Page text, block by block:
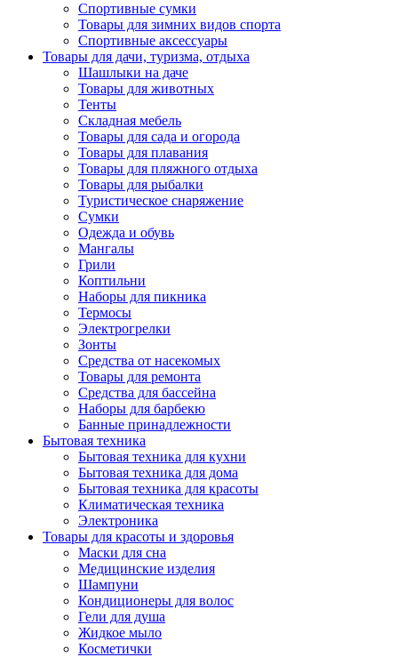
Спортивные сумки
Товары для зимних видов спорта
Спортивные аксессуары
Товары для дачи, туризма, отдыха
Шашлыки на даче
Товары для животных
Тенты
Складная мебель
Товары для сада и огорода
Товары для плавания
Товары для пляжного отдыха
Товары для рыбалки
Туристическое снаряжение
Сумки
Одежда и обувь
Мангалы
Грили
Коптильни
Наборы для пикника
Термосы
Электрогрелки
Зонты
Средства от насекомых
Товары для ремонта
Средства для бассейна
Наборы для барбекю
Банные принадлежности
Бытовая техника
Бытовая техника для кухни
Бытовая техника для дома
Бытовая техника для красоты
Климатическая техника
Электроника
Товары для красоты и здоровья
Маски для сна
Медицинские изделия
Шампуни
Кондиционеры для волос
Гели для душа
Жидкое мыло
Косметички